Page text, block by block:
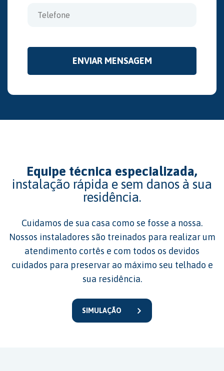
Equipe técnica especializada,
instalação rápida e sem danos à sua
residência.
Cuidamos de sua casa como se fosse a nossa.
Nossos instaladores são treinados para realizar um
atendimento cortês e com todos os devidos
cuidados para preservar ao máximo seu telhado e
sua residência.
SIMULAÇÃO